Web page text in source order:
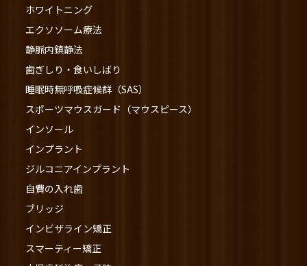
ホワイトニング
エクソソーム療法
静脈内鎮静法
歯ぎしり・食いしばり
睡眠時無呼吸症候群（SAS）
スポーツマウスガード（マウスピース）
インソール
インプラント
ジルコニアインプラント
自費の入れ歯
ブリッジ
インビザライン矯正
スマーティー矯正